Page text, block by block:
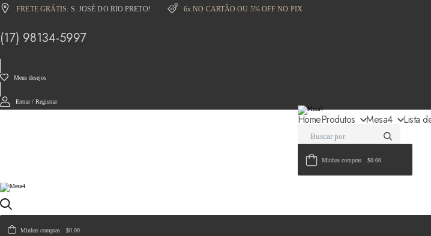
FRETE GRÁTIS: S. JOSÉ DO RIO PRETO! 6x NO CARTÃO OU 5% OFF NO PIX
(17) 98134-5997
Meus desejos
Entrar / Registrar
HomeProdutos Mesa4 Lista
Minhas compras $0.00
Minhas compras $0.00